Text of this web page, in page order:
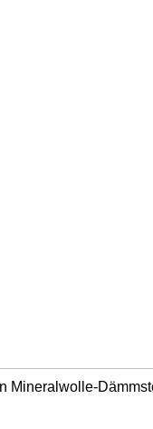
Mineralwolle-